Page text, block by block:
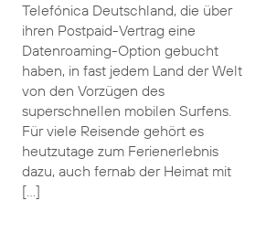
Telefónica Deutschland, die über
ihren Postpaid-Vertrag eine
Datenroaming-Option gebucht
haben, in fast jedem Land der Welt
von den Vorzügen des
superschnellen mobilen Surfens.
Für viele Reisende gehört es
heutzutage zum Ferienerlebnis
dazu, auch fernab der Heimat mit
[…]